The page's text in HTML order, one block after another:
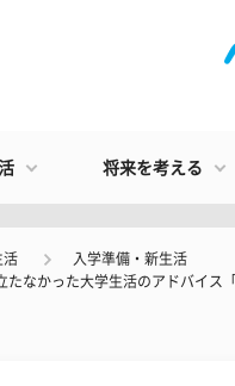
将来を考える
活
入学準備・新生活
なかった大学生活のアドバイス